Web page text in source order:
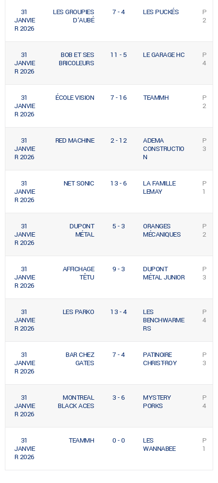
31
JANVIE
R 2026
LES GROUPIES
D’AUBÉ
7 - 4 LES PUCKÉS
P
2
31
JANVIE
R 2026
BOB ET SES
BRICOLEURS
11 - 5 LE GARAGE HC
P
4
31
JANVIE
R 2026
ÉCOLE VISION 7 - 16 TEAMMH
P
2
31
JANVIE
R 2026
RED MACHINE 2 - 12
ADEMA
CONSTRUCTIO
N
P
3
31
JANVIE
R 2026
NET SONIC 13 - 6
LA FAMILLE
LEMAY
P
1
31
JANVIE
R 2026
DUPONT
MÉTAL
5 - 3
ORANGES
MÉCANIQUES
P
2
31
JANVIE
R 2026
AFFICHAGE
TÊTU
9 - 3
DUPONT
MÉTAL JUNIOR
P
3
31
JANVIE
R 2026
LES PARKO 13 - 4
LES
BENCHWARME
RS
P
4
31
JANVIE
R 2026
BAR CHEZ
GATES
7 - 4
PATINOIRE
CHRIST-ROY
P
3
31
JANVIE
R 2026
MONTREAL
BLACK ACES
3 - 6
MYSTERY
PORKS
P
4
31
JANVIE
R 2026
TEAMMH 0 - 0
LES
WANNABEE
P
1